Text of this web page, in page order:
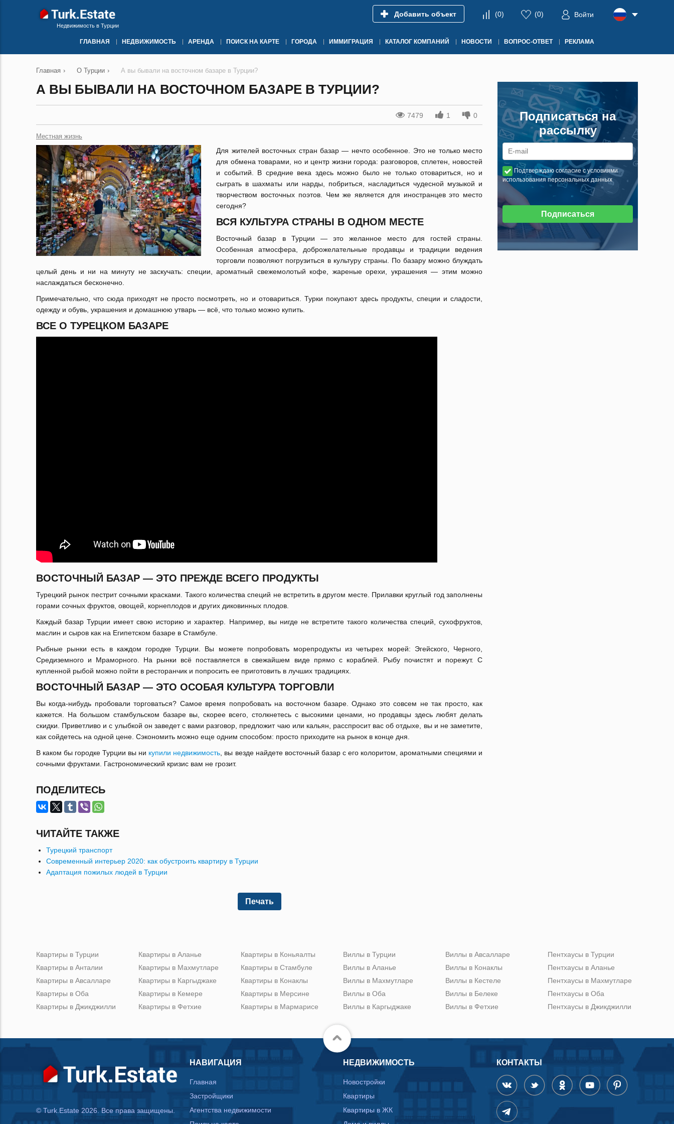
Недвижимость в Турции
Добавить объект (0) (0) Войти
ГЛАВНАЯ НЕДВИЖИМОСТЬ АРЕНДА ПОИСК НА КАРТЕ ГОРОДА ИММИГРАЦИЯ КАТАЛОГ КОМПАНИЙ НОВОСТИ ВОПРОС-ОТВЕТ РЕКЛАМА
Главная › О Турции › А вы бывали на восточном базаре в Турции?
А ВЫ БЫВАЛИ НА ВОСТОЧНОМ БАЗАРЕ В ТУРЦИИ?
7479 1 0
Местная жизнь
Для жителей восточных стран базар — нечто особенное. Это не только место
для обмена товарами, но и центр жизни города: разговоров, сплетен, новостей
и событий. В средние века здесь можно было не только отовариться, но и
сыграть в шахматы или нарды, побриться, насладиться чудесной музыкой и
творчеством восточных поэтов. Чем же является для иностранцев это место
сегодня?
ВСЯ КУЛЬТУРА СТРАНЫ В ОДНОМ МЕСТЕ
Восточный базар в Турции — это желанное место для гостей страны.
Особенная атмосфера, доброжелательные продавцы и традиции ведения
торговли позволяют погрузиться в культуру страны. По базару можно блуждать
целый день и ни на минуту не заскучать: специи, ароматный свежемолотый кофе, жареные орехи, украшения — этим можно
наслаждаться бесконечно.
Примечательно, что сюда приходят не просто посмотреть, но и отовариться. Турки покупают здесь продукты, специи и сладости,
одежду и обувь, украшения и домашнюю утварь — всё, что только можно купить.
ВСЕ О ТУРЕЦКОМ БАЗАРЕ
ВОСТОЧНЫЙ БАЗАР — ЭТО ПРЕЖДЕ ВСЕГО ПРОДУКТЫ
Турецкий рынок пестрит сочными красками. Такого количества специй не встретить в другом месте. Прилавки круглый год заполнены
горами сочных фруктов, овощей, корнеплодов и других диковинных плодов.
Каждый базар Турции имеет свою историю и характер. Например, вы нигде не встретите такого количества специй, сухофруктов,
маслин и сыров как на Египетском базаре в Стамбуле.
Рыбные рынки есть в каждом городке Турции. Вы можете попробовать морепродукты из четырех морей: Эгейского, Черного,
Средиземного и Мраморного. На рынки всё поставляется в свежайшем виде прямо с кораблей. Рыбу почистят и порежут. С
купленной рыбой можно пойти в ресторанчик и попросить ее приготовить в лучших традициях.
ВОСТОЧНЫЙ БАЗАР — ЭТО ОСОБАЯ КУЛЬТУРА ТОРГОВЛИ
Вы когда-нибудь пробовали торговаться? Самое время попробовать на восточном базаре. Однако это совсем не так просто, как
кажется. На большом стамбульском базаре вы, скорее всего, столкнетесь с высокими ценами, но продавцы здесь любят делать
скидки. Приветливо и с улыбкой он заведет с вами разговор, предложит чаю или кальян, расспросит вас об отдыхе, вы и не заметите,
как сойдетесь на одной цене. Сэкономить можно еще одним способом: просто приходите на рынок в конце дня.
В каком бы городке Турции вы ни купили недвижимость , вы везде найдете восточный базар с его колоритом, ароматными специями и
сочными фруктами. Гастрономический кризис вам не грозит.
ПОДЕЛИТЕСЬ
ЧИТАЙТЕ ТАКЖЕ
Турецкий транспорт
Современный интерьер 2020: как обустроить квартиру в Турции
Адаптация пожилых людей в Турции
Печать
Подписаться на
рассылку
Подтверждаю согласие с условиями
использования персональных данных
Подписаться
Квартиры в Турции
Квартиры в Анталии
Квартиры в Авсалларе
Квартиры в Оба
Квартиры в Джикджилли
Квартиры в Аланье
Квартиры в Махмутларе
Квартиры в Каргыджаке
Квартиры в Кемере
Квартиры в Фетхие
Квартиры в Коньяалты
Квартиры в Стамбуле
Квартиры в Конаклы
Квартиры в Мерсине
Квартиры в Мармарисе
Виллы в Турции
Виллы в Аланье
Виллы в Махмутларе
Виллы в Оба
Виллы в Каргыджаке
Виллы в Авсалларе
Виллы в Конаклы
Виллы в Кестеле
Виллы в Белеке
Виллы в Фетхие
Пентхаусы в Турции
Пентхаусы в Аланье
Пентхаусы в Махмутларе
Пентхаусы в Оба
Пентхаусы в Джикджилли
© Turk.Estate 2026. Все права защищены.
НАВИГАЦИЯ
Главная
Застройщики
Агентства недвижимости
НЕДВИЖИМОСТЬ
Новостройки
Квартиры
Квартиры в ЖК
КОНТАКТЫ